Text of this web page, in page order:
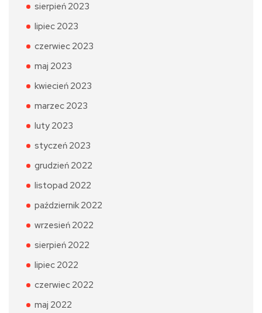
sierpień 2023
lipiec 2023
czerwiec 2023
maj 2023
kwiecień 2023
marzec 2023
luty 2023
styczeń 2023
grudzień 2022
listopad 2022
październik 2022
wrzesień 2022
sierpień 2022
lipiec 2022
czerwiec 2022
maj 2022